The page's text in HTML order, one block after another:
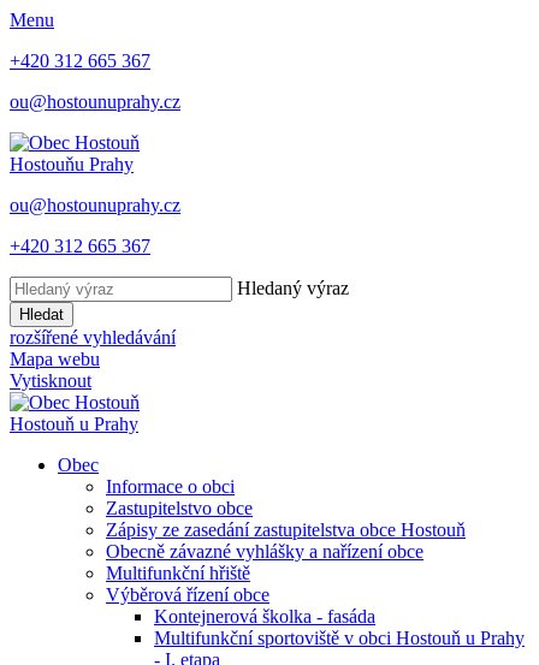
Menu
+420 312 665 367
ou@hostounuprahy.cz
Hostouňu Prahy
ou@hostounuprahy.cz
+420 312 665 367
Hledaný výraz
Hledat
rozšířené vyhledávání
Mapa webu
Vytisknout
Hostouň u Prahy
Obec
Informace o obci
Zastupitelstvo obce
Zápisy ze zasedání zastupitelstva obce Hostouň
Obecně závazné vyhlášky a nařízení obce
Multifunkční hřiště
Výběrová řízení obce
Kontejnerová školka - fasáda
Multifunkční sportoviště v obci Hostouň u Prahy
- I. etapa